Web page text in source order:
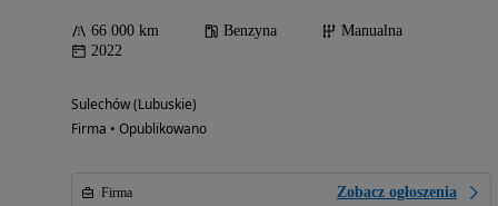
66 000 km Benzyna
Manualna
2022
Sulechów (Lubuskie)
Firma • Opublikowano
Firma Zobacz ogłoszenia